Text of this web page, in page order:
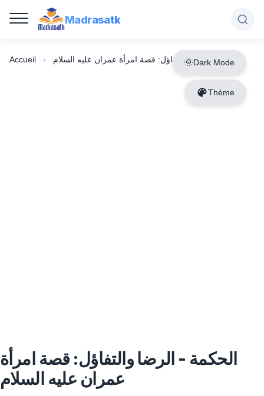
Madrasatk
Dark Mode
Thème
Accueil › الحكمة - الرضا والتفاؤل: قصة امرأة عمران عليه السلام
الحكمة - الرضا والتفاؤل: قصة امرأة
عمران عليه السلام